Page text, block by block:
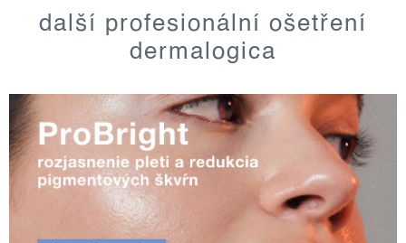
další profesionální ošetření
dermalogica